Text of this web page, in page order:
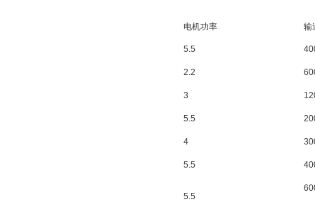
电机功率 输
5.5
2.2
3
5.5
4
5.5
5.5